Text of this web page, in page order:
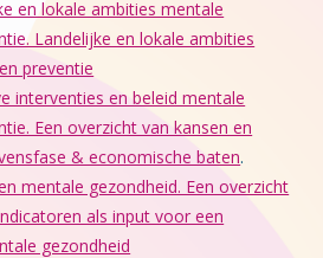
en lokale ambities mentale
Landelijke en lokale ambities
preventie
interventies en beleid mentale
Een overzicht van kansen en
& economische baten.
mentale gezondheid. Een overzicht
als input voor een
gezondheid